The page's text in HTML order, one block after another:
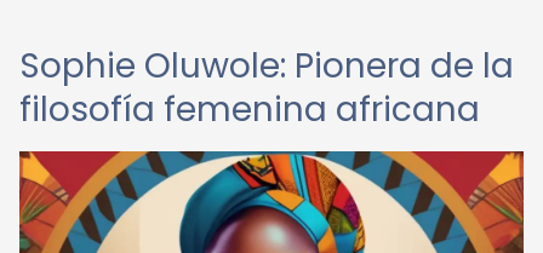
Sophie Oluwole: Pionera de la
filosofía femenina africana